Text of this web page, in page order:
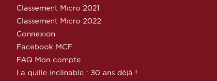
Classement Micro 2021
Classement Micro 2022
Connexion
Facebook MCF
FAQ Mon compte
La quille inclinable : 30 ans déjà !